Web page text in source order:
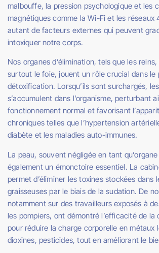
malbouffe, la pression psychologique et les
magnétiques comme la Wi-Fi et les réseaux
autant de facteurs externes qui peuvent
intoxiquer notre corps.
Nos organes d’élimination, tels que les
surtout le foie, jouent un rôle crucial dans le
détoxification. Lorsqu’ils sont surchargés,
s’accumulent dans l’organisme, perturbant
fonctionnement normal et favorisant
chroniques telles que l’hypertension
diabète et les maladies auto-immunes.
La peau, souvent négligée en tant
également un émonctoire essentiel. La
permet d’éliminer les toxines stockées dans
graisseuses par le biais de la sudation. De
notamment sur des travailleurs exposés à
les pompiers, ont démontré l’efficacité de la
pour réduire la charge corporelle en métaux
dioxines, pesticides, tout en améliorant le